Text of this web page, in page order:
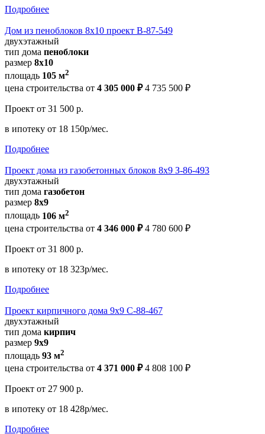
Подробнее
Дом из пеноблоков 8х10 проект В-87-549
двухэтажный
тип дома пеноблоки
размер 8х10
площадь 105 м2
цена строительства от 4 305 000 ₽ 4 735 500 ₽
Проект от 31 500 р.
в ипотеку от 18 150р/мес.
Подробнее
Проект дома из газобетонных блоков 8х9 З-86-493
двухэтажный
тип дома газобетон
размер 8х9
площадь 106 м2
цена строительства от 4 346 000 ₽ 4 780 600 ₽
Проект от 31 800 р.
в ипотеку от 18 323р/мес.
Подробнее
Проект кирпичного дома 9х9 С-88-467
двухэтажный
тип дома кирпич
размер 9х9
площадь 93 м2
цена строительства от 4 371 000 ₽ 4 808 100 ₽
Проект от 27 900 р.
в ипотеку от 18 428р/мес.
Подробнее